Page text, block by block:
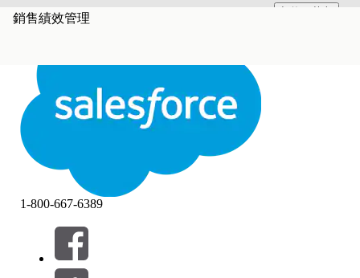
此文已使用 Salesforce 機器翻譯系統翻譯。更多詳細資料請參見
結束
銷售績效管理
篩選條件： (0)
選取篩選
1-800-667-6389